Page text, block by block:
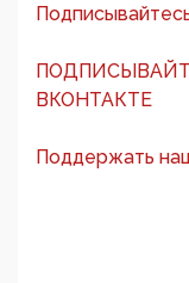
ВКОНТАКТЕ
Поддержать